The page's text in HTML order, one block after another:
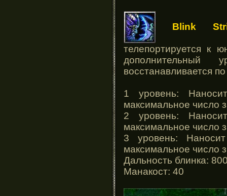
Blink
телепортируется к
восстанавливается
1 уровень:
максимальное число
2 уровень:
максимальное число
3 уровень:
максимальное число
Дальность блинка:
Манакост: 40